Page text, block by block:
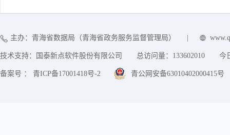
主办：青海省数据局（青海省政务服务监督管理局）
技术支持：国泰新点软件股份有限公司 总访问量： 133602010 今
备案号 ： 青ICP备17001418号-2 青公网安备63010402000415号